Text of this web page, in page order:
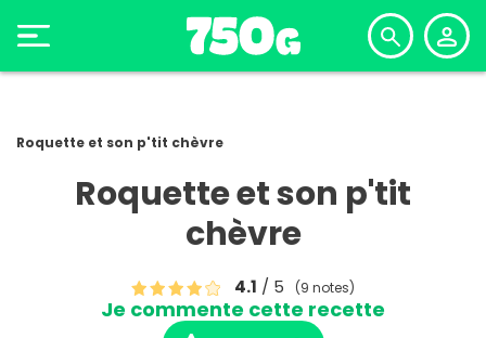
Roquette et son p'tit chèvre
Roquette et son p'tit
chèvre
4.1 / 5 (9 notes)
Je commente cette recette